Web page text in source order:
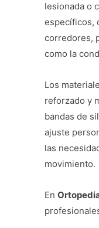
lesionada o
específicos,
corredores,
como la
Los
reforzado y
bandas de
ajuste
las
movimiento.
En